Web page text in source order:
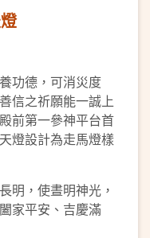
功德，可消災度
信之祈願能一誠上
前第一參神平台首
燈設計為走馬燈樣
明，使晝明神光，
家平安、吉慶滿